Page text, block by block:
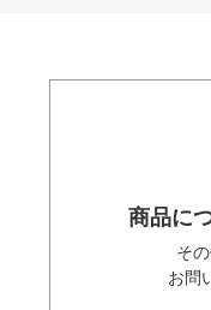
商品に
そ
お問